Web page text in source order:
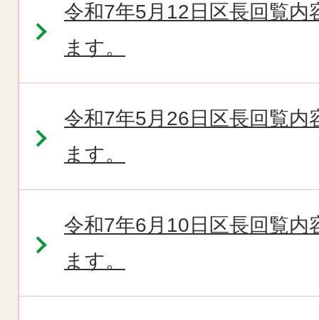
令和7年5月12日区長回覧
ます。
令和7年5月26日区長回覧
ます。
令和7年6月10日区長回覧
ます。